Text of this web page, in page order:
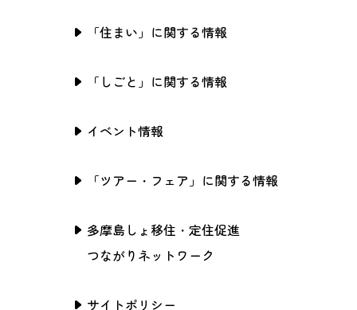
「住まい」に関する情報
「しごと」に関する情報
イベント情報
「ツアー・フェア」に関する情報
多摩島しょ移住・定住促進
つながりネットワーク
サイトポリシー